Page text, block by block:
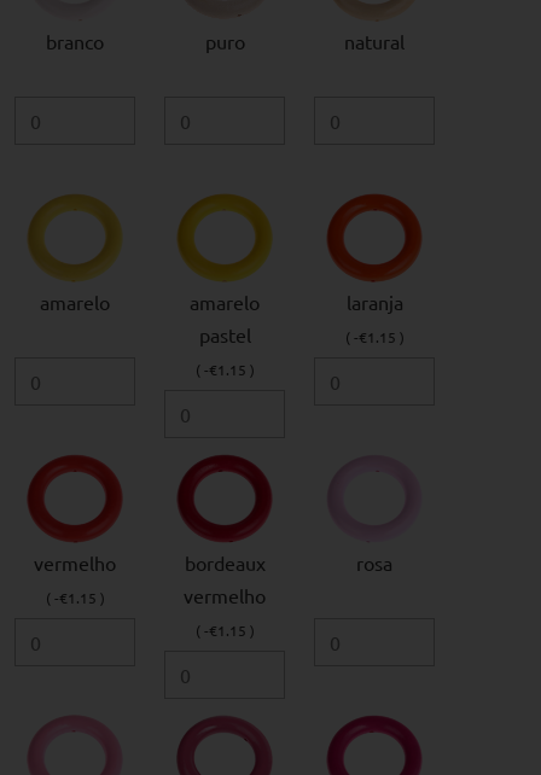
branco puro natural
amarelo
amarelo
pastel
( -€1.15 )
laranja
( -€1.15 )
vermelho
( -€1.15 )
bordeaux
vermelho
( -€1.15 )
rosa